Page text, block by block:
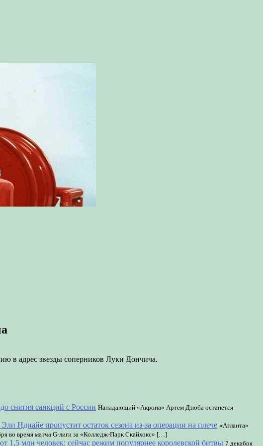
в адрес звезды соперников Луки Дончича.
снятия санкций с России Нападающий «Акрона» Артем Дзюба останется
Ндиайе пропустит остаток сезона из‑за операции на плече «Атланта»
во время матча G-лиги за «Колледж‑Парк Скайхокс» […]
1,5 млн человек: сейчас режим популярнее королевской битвы 7 декабря